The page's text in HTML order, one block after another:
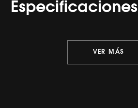
Especificaciones
VER MÁS